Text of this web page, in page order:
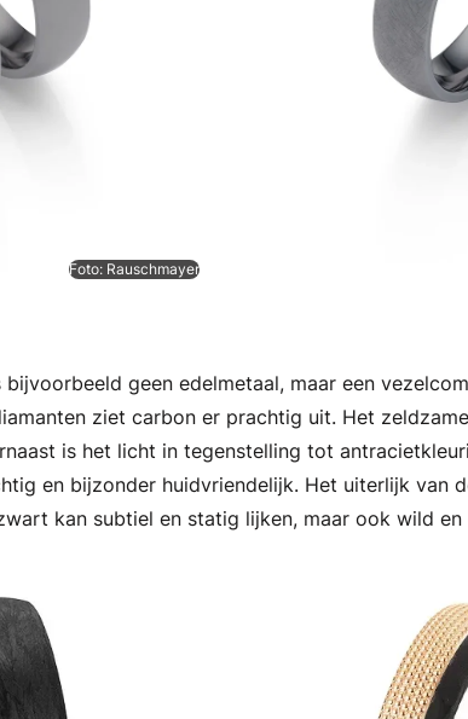
Foto: Rauschmayer
geen edelmetaal, maar een
ziet carbon er prachtig uit. Het
is het licht in tegenstelling tot
en bijzonder huidvriendelijk. Het uiterlijk van
kan subtiel en statig lijken, maar ook wild en